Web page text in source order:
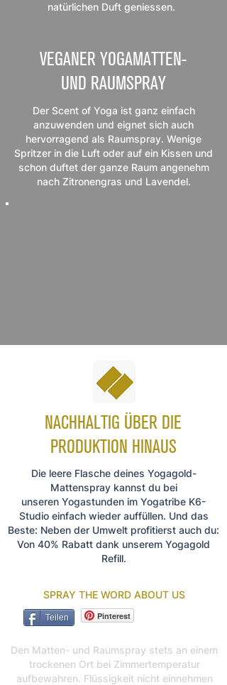
natürlichen Duft geniessen.
VEGANER YOGAMATTEN-
UND RAUMSPRAY
Der Scent of Yoga ist ganz einfach
anzuwenden und eignet sich auch
hervorragend als Raumspray. Wenige
Spritzer in die Luft oder auf ein Kissen und
schon duftet der ganze Raum angenehm
nach Zitronengras und Lavendel.
NACHHALTIG ÜBER DIE
PRODUKTION HINAUS
Die leere Flasche deines Yogagold-
Mattenspray kannst du bei
unseren Yogastunden im Yogatribe K6-
Studio einfach wieder auffüllen. Und das
Beste: Neben der Umwelt profitierst auch du:
Von 40% Rabatt dank unserem Yogagold
Refill.
SPRAY THE WORD ABOUT US
Den Matten- und Raumspray stets an einem
trockenen Ort bei Zimmertemperatur
aufbewahren. Flüssigkeit nicht einnehmen
Teilen Pinterest